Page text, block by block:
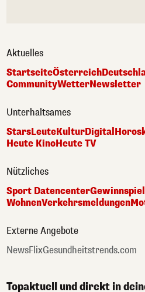
Aktuelles
StartseiteÖsterreich
CommunityWetterNewsletter
Unterhaltsames
StarsLeuteKulturDigital
Heute KinoHeute TV
Nützliches
Sport Datencenter
WohnenVerkehrsmeldungen
Externe Angebote
NewsFlixGesundheitstrends.com
Topaktuell und direkt in